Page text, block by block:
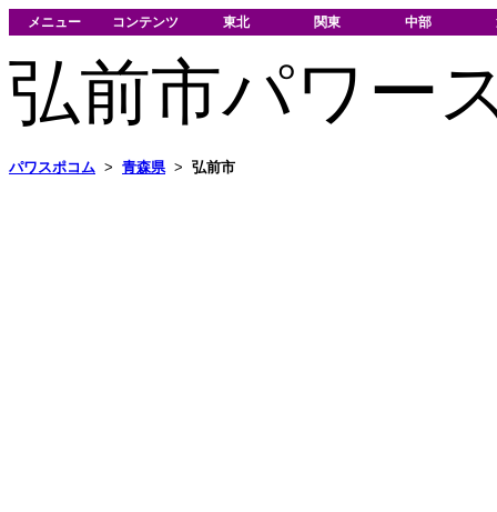
メニュー コンテンツ 東北 関東 中部
弘前市パワー
パワスポコム > 青森県 > 弘前市